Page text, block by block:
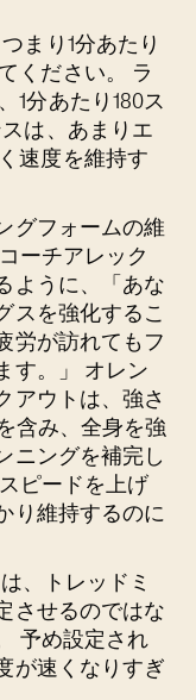
まり1分あたり
ください。 ラ
1分あたり180ス
は、あまりエ
速度を維持す
グフォームの維
ーチアレック
ように、「あな
スを強化するこ
労が訪れてもフ
す。」 オレン
アウトは、強さ
含み、全身を強
ニングを補完し
ピードを上げ
り維持するのに
、トレッドミ
させるのではな
予め設定され
が速くなりすぎ